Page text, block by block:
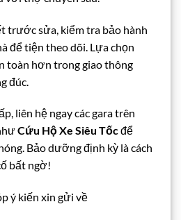
trước sửa, kiểm tra bảo hành
để tiện theo dõi. Lựa chọn
toàn hơn trong giao thông
đúc.
liên hệ ngay các gara trên
Cứu Hộ Xe Siêu Tốcđể
Bảo dưỡng định kỳ là cách
bất ngờ!
ý kiến xin gửi về